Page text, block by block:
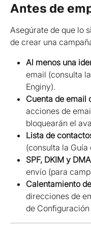
Antes de
Asegúrate de que lo
de crear una
Al menos una
email (consulta
Enginy).
Cuenta de email
acciones de
bloquearán el
Lista de
(consulta la Guía
SPF, DKIM y
envío (para
Calentamiento
direcciones de
de Configuración